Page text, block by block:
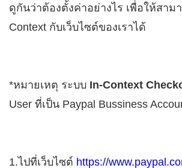
ดูกันว่าต้องตั้งค่าอย่างไร เพื่อให้สาม
Context กับเว็บไซต์ของเราได้
*หมายเหตุ ระบบ In-Context
User ที่เป็น Paypal Bussiness
1.ไปที่เว็บไซต์ https://